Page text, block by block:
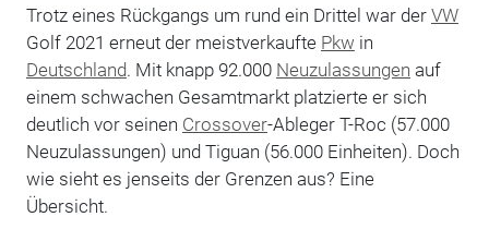
Trotz eines Rückgangs um rund ein Drittel war der VW
Golf 2021 erneut der meistverkaufte Pkw in
Deutschland. Mit knapp 92.000 Neuzulassungen auf
einem schwachen Gesamtmarkt platzierte er sich
deutlich vor seinen Crossover-Ableger T-Roc (57.000
Neuzulassungen) und Tiguan (56.000 Einheiten). Doch
wie sieht es jenseits der Grenzen aus? Eine
Übersicht.